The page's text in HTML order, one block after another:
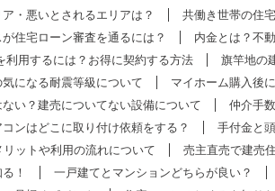
・悪いとされるエリアは？
共働き世帯の住
住宅ローン審査を通るには？
内金とは？不
利用するには？お得に契約する方法
旗竿地の
になる耐震等級について
マイホーム購入後
い？建売についてない設備について
仲介手
ンはどこに取り付け依頼をする？
手付金と
リットや利用の流れについて
売主直売で建売
！
一戸建てとマンションどちらが良い？